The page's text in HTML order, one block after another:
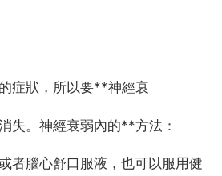
症狀，所以要**神經衰
失。神經衰弱內的**方法：
者腦心舒口服液，也可以服用健